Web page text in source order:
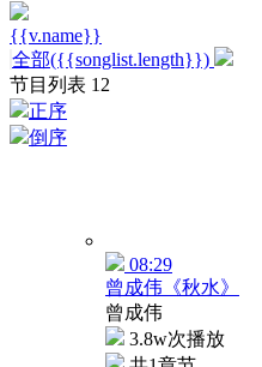
{{v.name}}
全部({{songlist.length}})
节目列表 12
正序
倒序
08:29
曾成伟《秋水》
曾成伟
3.8w次播放